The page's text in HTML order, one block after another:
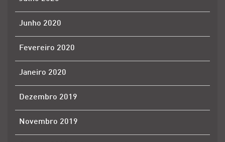
Junho 2020
Fevereiro 2020
Janeiro 2020
Dezembro 2019
Novembro 2019